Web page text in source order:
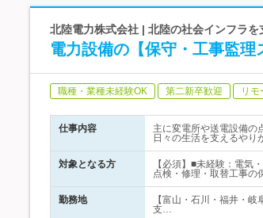
北陸電力株式会社 | 北陸の社会インフラ
電力設備の【保守・工事監
職種・業種未経験OK 第二新卒歓迎 リモ
仕事内容
主に変電所や送電設備
日々の生活を支えるやり
対象となる方
【必須】■未経験：電気
点検・修理・取替工事の
勤務地
【富山・石川・福井・
支…